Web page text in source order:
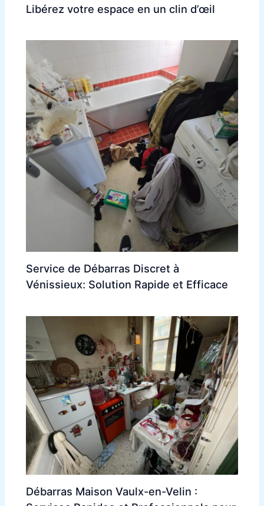
Libérez votre espace en un clin d’œil
Service de Débarras Discret à
Vénissieux: Solution Rapide et Efficace
Débarras Maison Vaulx-en-Velin :